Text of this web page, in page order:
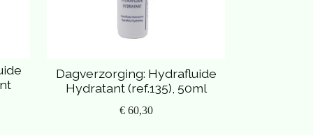
Dagverzorging: Hydrafluide
Hydratant (ref.135), 50ml
€ 60,30